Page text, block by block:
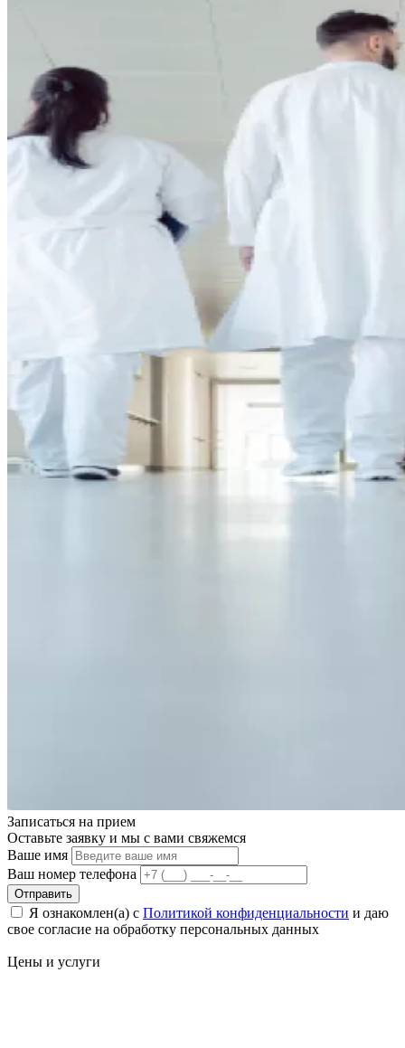
Записаться на прием
Оставьте заявку и мы с вами свяжемся
Ваше имя
Ваш номер телефона
Отправить
Я ознакомлен(а) с Политикой конфиденциальности и даю
свое cогласие на обработку персональных данных
Цены и услуги